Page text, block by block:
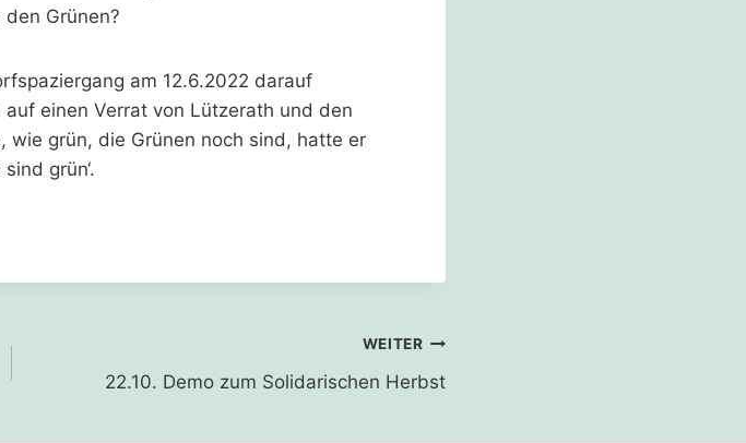
Grünen?
am 12.6.2022 darauf
einen Verrat von Lützerath und den
wie grün, die Grünen noch sind, hatte er
grün‘.
WEITER
22.10. Demo zum Solidarischen Herbst